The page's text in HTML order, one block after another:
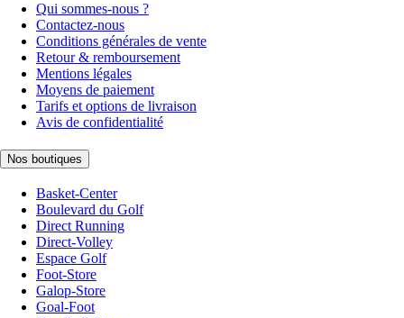
Qui sommes-nous ?
Contactez-nous
Conditions générales de vente
Retour & remboursement
Mentions légales
Moyens de paiement
Tarifs et options de livraison
Avis de confidentialité
Nos boutiques
Basket-Center
Boulevard du Golf
Direct Running
Direct-Volley
Espace Golf
Foot-Store
Galop-Store
Goal-Foot